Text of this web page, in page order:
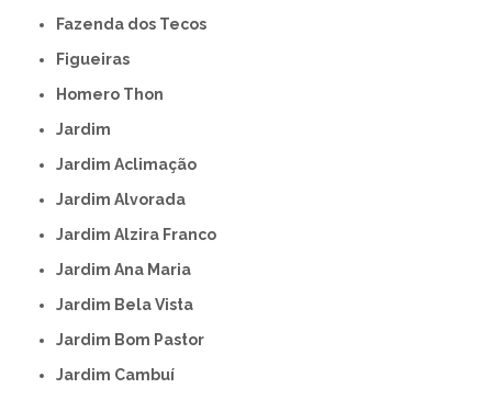
Fazenda dos Tecos
Figueiras
Homero Thon
Jardim
Jardim Aclimação
Jardim Alvorada
Jardim Alzira Franco
Jardim Ana Maria
Jardim Bela Vista
Jardim Bom Pastor
Jardim Cambuí